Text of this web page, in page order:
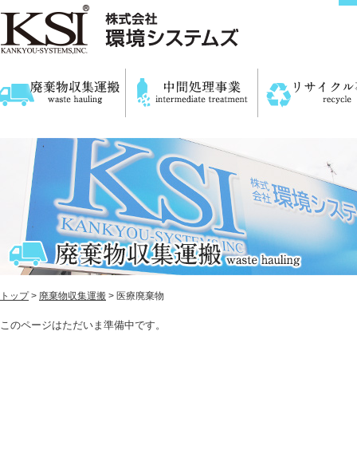
トップ> 廃棄物収集運搬 > 医療廃棄物
このページはただいま準備中です。